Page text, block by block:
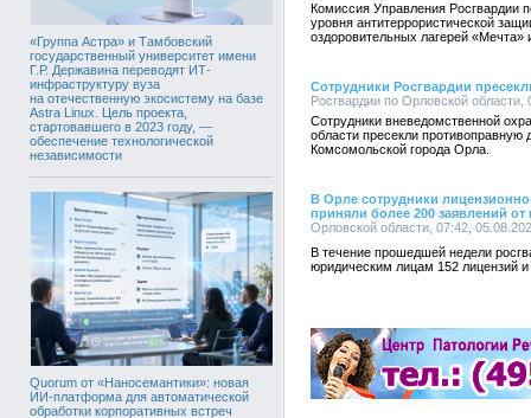
«Группа Астра» и Тамбовский
государственный университет имени
Г.Р. Державина переводят ИТ-
инфраструктуру вуза
на отечественную экосистему на базе
Astra Linux. Цель проекта,
стартовавшего в 2023 году, —
обеспечение технологической
независимости
Quorum от «Наносемантики»: новая
ИИ-платформа для автоматической
обработки корпоративных встреч
Комиссия Управления Росгвардии
уровня антитеррористической
оздоровительных лагерей «Мечта»
Сотрудники Росгвардии
Росгвардии по Орловской
Сотрудники вневедомственной
области пресекли противоправную
Комсомольской города Орла.
В Орле сотрудники
приняли более 200 заявлений от
Орловской области, 07:42,
В течение прошедшей недели
юридическим лицам 152 лицензий